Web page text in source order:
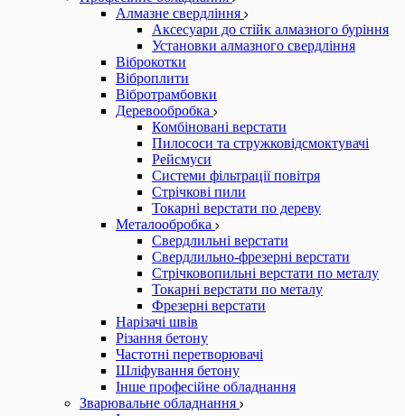
Алмазне свердління
Аксесуари до стійк алмазного буріння
Установки алмазного свердління
Віброкотки
Віброплити
Вібротрамбовки
Деревообробка
Комбіновані верстати
Пилососи та стружковідсмоктувачі
Рейсмуси
Системи фільтрації повітря
Стрічкові пили
Токарні верстати по дереву
Металообробка
Свердлильні верстати
Свердлильно-фрезерні верстати
Стрічковопильні верстати по металу
Токарні верстати по металу
Фрезерні верстати
Нарізачі швів
Різання бетону
Частотні перетворювачі
Шліфування бетону
Інше професійне обладнання
Зварювальне обладнання